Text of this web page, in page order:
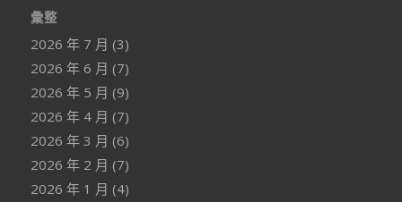
彙整
2026 年 7 月 (3)
2026 年 6 月 (7)
2026 年 5 月 (9)
2026 年 4 月 (7)
2026 年 3 月 (6)
2026 年 2 月 (7)
2026 年 1 月 (4)